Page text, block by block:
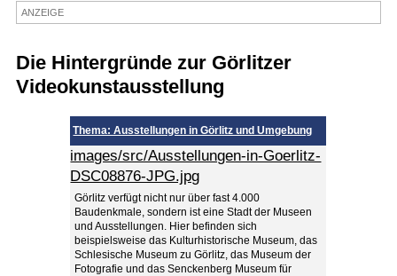
Kostenlos
ANZEIGE
Die Hintergründe zur Görlitzer
Videokunstausstellung
Thema: Ausstellungen in Görlitz und Umgebung
images/src/Ausstellungen-in-Goerlitz-
DSC08876-JPG.jpg
Görlitz verfügt nicht nur über fast 4.000
Baudenkmale, sondern ist eine Stadt der Museen
und Ausstellungen. Hier befinden sich
beispielsweise das Kulturhistorische Museum, das
Schlesische Museum zu Görlitz, das Museum der
Fotografie und das Senckenberg Museum für